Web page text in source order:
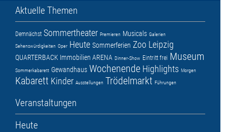
Aktuelle Themen
Demnächst Sommertheater Premieren Musicals Galerien
Sehenswürdigkeiten Oper Heute Sommerferien Zoo Leipzig
QUARTERBACK Immobilien ARENA Dinner-Show Eintritt frei Museum
Sommerkabarett Gewandhaus Wochenende Highlights Morgen
Kabarett Kinder Ausstellungen Trödelmarkt Führungen
Veranstaltungen
Heute